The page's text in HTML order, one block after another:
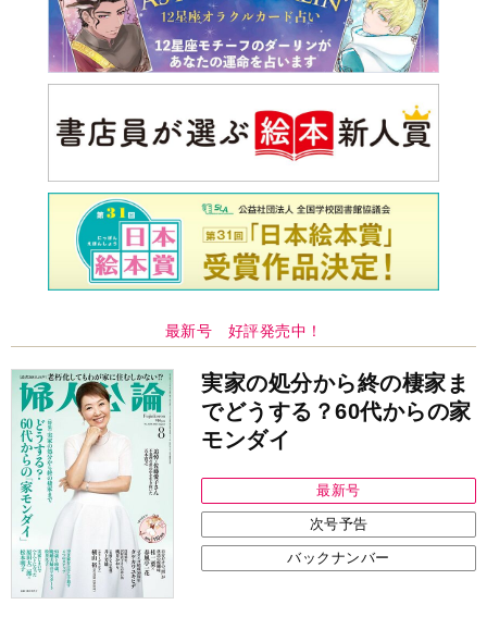
最新号 好評発売中！
実家の処分から終の棲家ま
でどうする？60代からの家
モンダイ
最新号
次号予告
バックナンバー